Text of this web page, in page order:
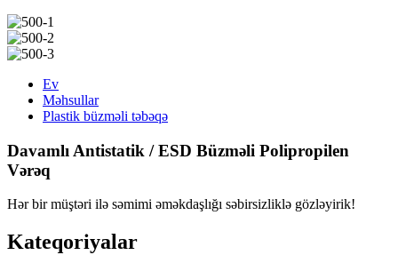
Ev
Məhsullar
Plastik büzməli təbəqə
Davamlı Antistatik / ESD Büzməli Polipropilen
Vərəq
Hər bir müştəri ilə səmimi əməkdaşlığı səbirsizliklə gözləyirik!
Kateqoriyalar